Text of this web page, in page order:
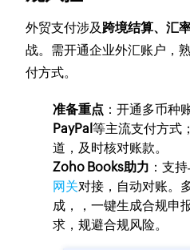
外贸支付涉及 跨境结算、汇
战。需开通企业外汇账户，
付方式。
准备重点 ：开通多币种
PayPal等主流支付方式
道，及时核对账款。
Zoho Books助力 ：支
网关对接，自动对账。
成，，一键生成合规申
求，规避合规风险。